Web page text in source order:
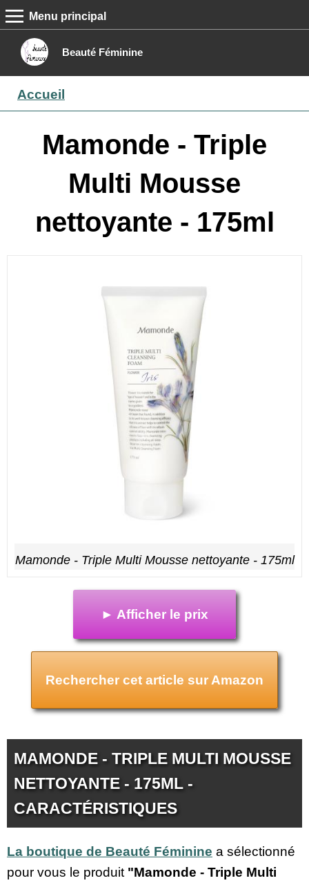
Beauté Féminine
MENU PRINCIPAL
Menu principal
Boutique
Contact
Accueil
Mamonde - Triple
Multi Mousse
nettoyante - 175ml
Mamonde - Triple Multi Mousse nettoyante - 175ml
► Afficher le prix
Rechercher cet article sur Amazon
MAMONDE - TRIPLE MULTI MOUSSE
NETTOYANTE - 175ML -
CARACTÉRISTIQUES
La boutique de Beauté Féminine a sélectionné
pour vous le produit "Mamonde - Triple Multi